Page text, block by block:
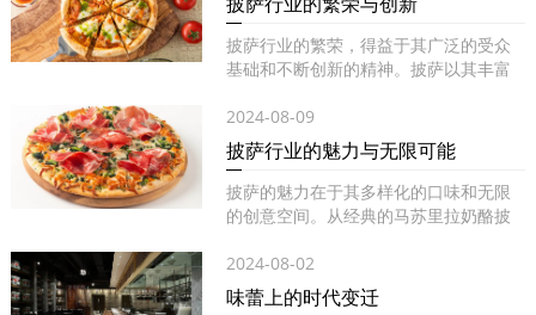
披萨行业的繁荣，得益于其广泛的受众
基础和不断创新的精神。披萨以其丰富
2024-08-09
披萨行业的魅力与无限可能
披萨的魅力在于其多样化的口味和无限
的创意空间。从经典的马苏里拉奶酪披
2024-08-02
味蕾上的时代变迁